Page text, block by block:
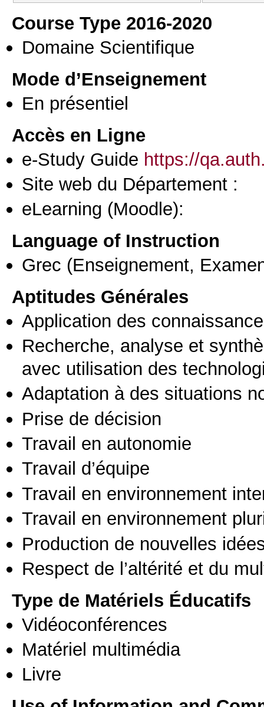
Course Type 2016-2020
Domaine Scientifique
Mode d’Enseignement
En présentiel
Accès en Ligne
e-Study Guide https://
Site web du Département :
eLearning (Moodle):
Language of Instruction
Grec (Enseignement,
Aptitudes Générales
Application des
Recherche, analyse et
avec utilisation des
Adaptation à des situations
Prise de décision
Travail en autonomie
Travail d’équipe
Travail en environnement
Travail en environnement
Production de nouvelles
Respect de l’altérité et du
Type de Matériels Éducatifs
Vidéoconférences
Matériel multimédia
Livre